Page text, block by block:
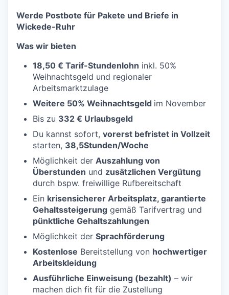
Werde Postbote für Pakete und Briefe in
Wickede-Ruhr
Was wir bieten
18,50 € Tarif-Stundenlohn inkl. 50%
Weihnachtsgeld und regionaler
Arbeitsmarktzulage
Weitere 50% Weihnachtsgeld im November
Bis zu 332 € Urlaubsgeld
Du kannst sofort, vorerst befristet in Vollzeit
starten, 38,5Stunden/Woche
Möglichkeit der Auszahlung von
Überstunden und zusätzlichen Vergütung
durch bspw. freiwillige Rufbereitschaft
Ein krisensicherer Arbeitsplatz, garantierte
Gehaltssteigerung gemäß Tarifvertrag und
pünktliche Gehaltszahlungen
Möglichkeit der Sprachförderung
Kostenlose Bereitstellung von hochwertiger
Arbeitskleidung
Ausführliche Einweisung (bezahlt) – wir
machen dich fit für die Zustellung